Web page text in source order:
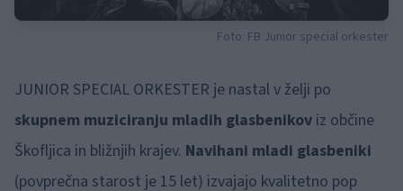
Foto: FB Junior special orkester
JUNIOR SPECIAL ORKESTER je nastal v želji po
skupnem muziciranju mladih glasbenikov iz občine
Škofljica in bližnjih krajev. Navihani mladi glasbeniki
(povprečna starost je 15 let) izvajajo kvalitetno pop